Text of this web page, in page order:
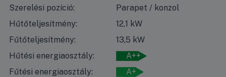
Szerelési pozíció:
Parapet / konzol
Hűtőteljesítmény:
12,1 kW
Fűtőteljesítmény:
13,5 kW
Hűtési energiaosztály:
A++
Fűtési energiaosztály:
A+